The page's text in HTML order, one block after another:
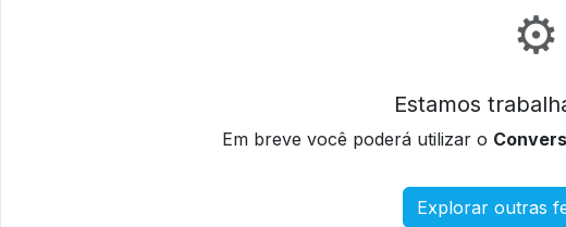
⚙️
Estamos
Em breve você poderá utilizar o
Explorar outras